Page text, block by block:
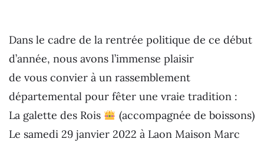
Dans le cadre de la rentrée politique de ce début
d’année, nous avons l’immense plaisir
de vous convier à un rassemblement
départemental pour fêter une vraie tradition :
La galette des Rois
(accompagnée de boissons)
Le samedi 29 janvier 2022 à Laon Maison Marc